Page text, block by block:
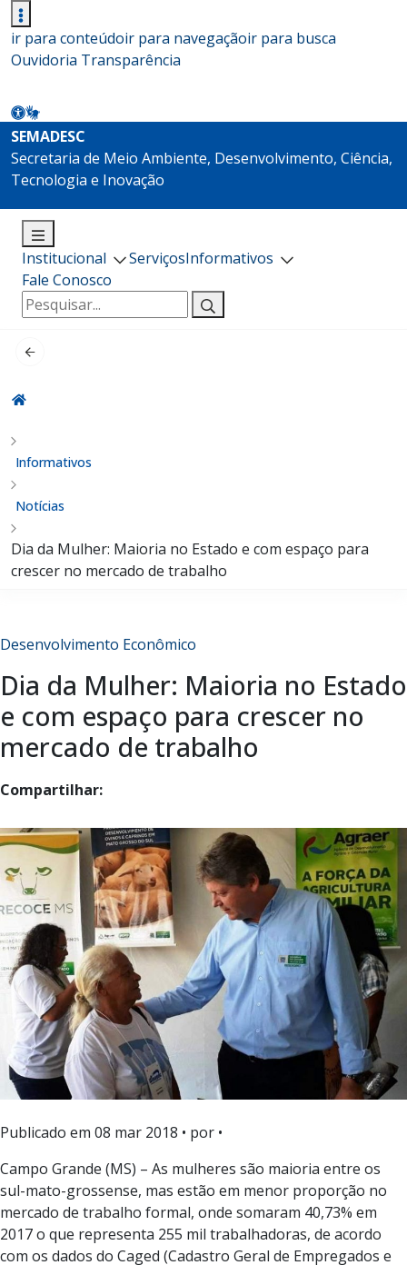
ir para conteúdoir para navegaçãoir para busca
Ouvidoria Transparência
SEMADESC
Secretaria de Meio Ambiente, Desenvolvimento, Ciência,
Tecnologia e Inovação
Institucional ServiçosInformativos
Fale Conosco
Pesquisar
por:
Informativos
Notícias
Dia da Mulher: Maioria no Estado e com espaço para
crescer no mercado de trabalho
Desenvolvimento Econômico
Dia da Mulher: Maioria no Estado
e com espaço para crescer no
mercado de trabalho
Compartilhar:
Publicado em 08 mar 2018 • por •
Campo Grande (MS) – As mulheres são maioria entre os
sul-mato-grossense, mas estão em menor proporção no
mercado de trabalho formal, onde somaram 40,73% em
2017 o que representa 255 mil trabalhadoras, de acordo
com os dados do Caged (Cadastro Geral de Empregados e